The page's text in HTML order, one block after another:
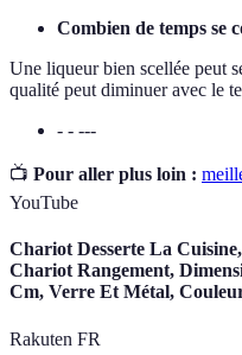
Combien de temps se
Une liqueur bien scellée peut
qualité peut diminuer avec le
- - ---
📺 Pour aller plus loin :
YouTube
Chariot Desserte La
Chariot Rangement,
Cm, Verre Et Métal,
Rakuten FR